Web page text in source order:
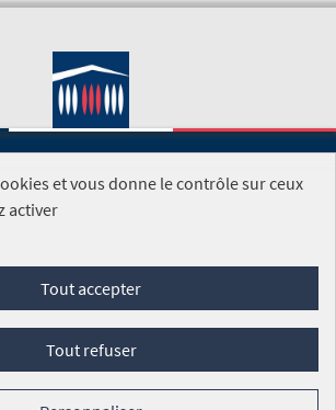
DE L'ASSEMBLÉE NATIONALE
Foire aux questions
d'utilisation (CGU)
légales
Cookies
et vous donne le contrôle sur ceux
activer
Tout accepter
Tout refuser